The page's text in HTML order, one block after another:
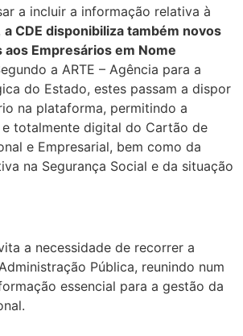
a incluir a informação relativa à
a CDE disponibiliza também novos
Empresários em Nome
a ARTE – Agência para a
do Estado, estes passam a dispor
na plataforma, permitindo a
totalmente digital do Cartão de
e Empresarial, bem como da
na Segurança Social e da situação
a necessidade de recorrer a
Pública, reunindo num
essencial para a gestão da